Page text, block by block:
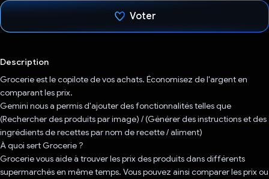
Voter
Description
Grocerie est le copilote de vos achats. Économisez de l'argent en
comparant les prix.
Gemini nous a permis d'ajouter des fonctionnalités telles que
(Rechercher des produits par image) / (Générer des instructions et des
ingrédients de recettes par nom de recette / aliment)
À quoi sert Grocerie ?
Grocerie vous aide à trouver les prix des produits dans différents
supermarchés en même temps. Vous pouvez ainsi comparer les prix ou